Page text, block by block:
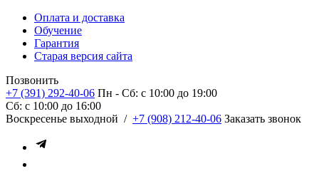
Оплата и доставка
Обучение
Гарантия
Старая версия сайта
Позвонить
+7 (391) 292-40-06 Пн - Сб: c 10:00 до 19:00
Сб: c 10:00 до 16:00
​Воскресенье выходной / +7 (908) 212-40-06 Заказать звонок